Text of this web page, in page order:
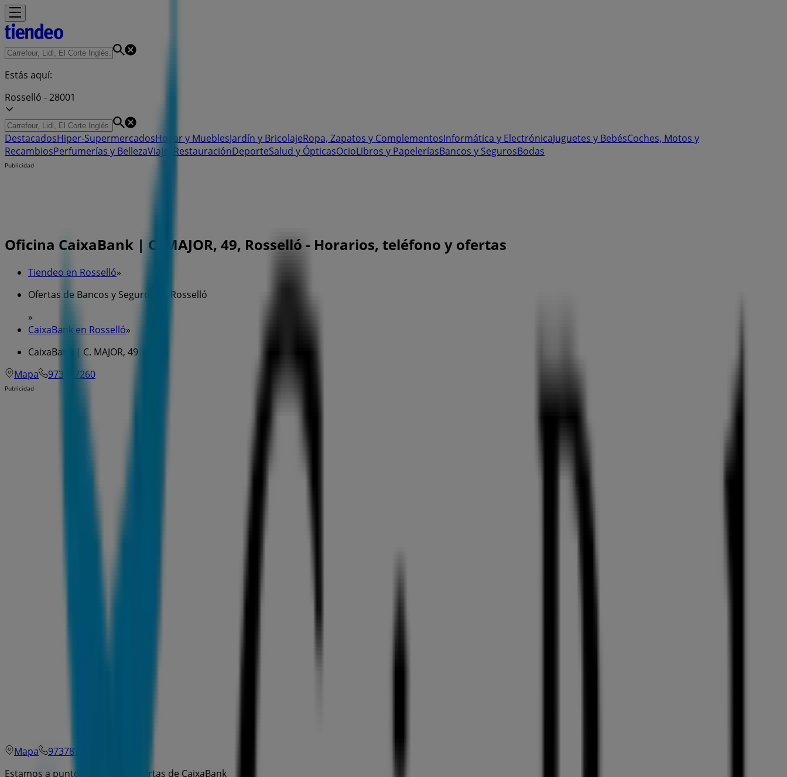
Estás aquí:
Rosselló - 28001
DestacadosHiper-SupermercadosHogar y MueblesJardín y BricolajeRopa, Zapatos y ComplementosInformática y ElectrónicaJuguetes y BebésCoches, Motos y
RecambiosPerfumerías y BellezaViajes RestauraciónDeporteSalud y ÓpticasOcioLibros y PapeleríasBancos y SegurosBodas
Publicidad
Oficina CaixaBank | C. MAJOR, 49, Rosselló - Horarios, teléfono y ofertas
Tiendeo en Rosselló»
Ofertas de Bancos y Seguros en Rosselló
»
CaixaBank en Rosselló»
CaixaBank | C. MAJOR, 49
Mapa
973787260
Publicidad
Mapa
973787260
Estamos a punto de publicar ofertas de CaixaBank